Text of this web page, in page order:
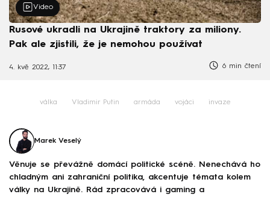
Video
Rusové ukradli na Ukrajině traktory za miliony.
Pak ale zjistili, že je nemohou používat
4. kvě 2022, 11:37 6 min čtení
válka Vladimir Putin armáda vojáci invaze
Marek Veselý
Věnuje se převážně domácí politické scéně. Nenechává ho
chladným ani zahraniční politika, akcentuje témata kolem
války na Ukrajině. Rád zpracovává i gaming a